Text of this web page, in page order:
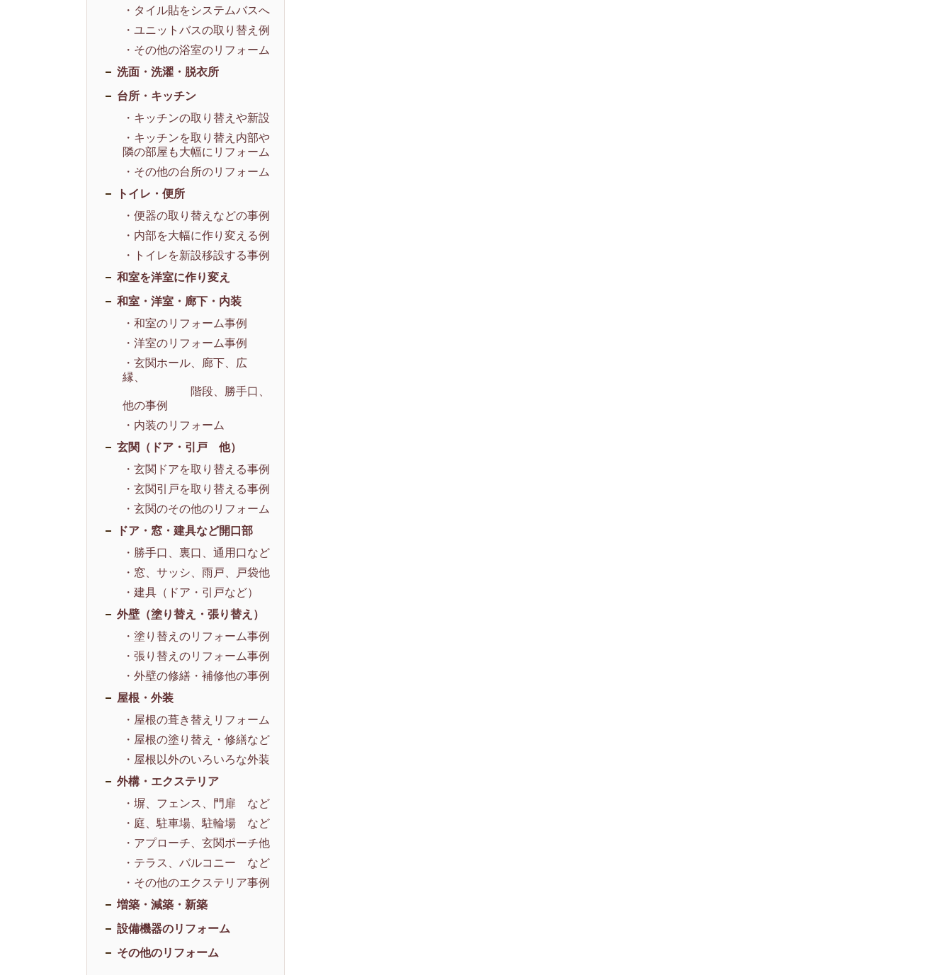
・タイル貼をシステムバスへ
・ユニットバスの取り替え例
・その他の浴室のリフォーム
洗面・洗濯・脱衣所
台所・キッチン
・キッチンの取り替えや新設
・キッチンを取り替え内部や
隣の部屋も大幅にリフォーム
・その他の台所のリフォーム
トイレ・便所
・便器の取り替えなどの事例
・内部を大幅に作り変える例
・トイレを新設移設する事例
和室を洋室に作り変え
和室・洋室・廊下・内装
・和室のリフォーム事例
・洋室のリフォーム事例
・玄関ホール、廊下、広
縁、
階段、勝手口、
他の事例
・内装のリフォーム
玄関（ドア・引戸 他）
・玄関ドアを取り替える事例
・玄関引戸を取り替える事例
・玄関のその他のリフォーム
ドア・窓・建具など開口部
・勝手口、裏口、通用口など
・窓、サッシ、雨戸、戸袋他
・建具（ドア・引戸など）
外壁（塗り替え・張り替え）
・塗り替えのリフォーム事例
・張り替えのリフォーム事例
・外壁の修繕・補修他の事例
屋根・外装
・屋根の葺き替えリフォーム
・屋根の塗り替え・修繕など
・屋根以外のいろいろな外装
外構・エクステリア
・塀、フェンス、門扉 など
・庭、駐車場、駐輪場 など
・アプローチ、玄関ポーチ他
・テラス、バルコニー など
・その他のエクステリア事例
増築・減築・新築
設備機器のリフォーム
その他のリフォーム